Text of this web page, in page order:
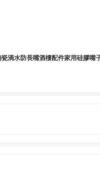
滴水防長嘴酒樓配件家用硅膠嘴